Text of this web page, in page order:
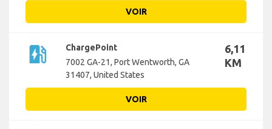
VOIR
ev_station
ChargePoint
7002 GA-21, Port Wentworth, GA
31407, United States
6,11
KM
VOIR